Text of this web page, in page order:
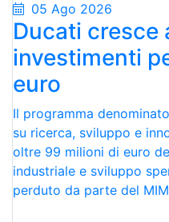
05 Ago 2026
Ducati cresce
investimenti
euro
Il programma
su ricerca, sviluppo e
oltre 99 milioni di euro
industriale e sviluppo
perduto da parte del